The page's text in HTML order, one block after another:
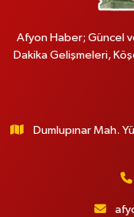
Afyon Haber; Güncel
Dakika Gelişmeleri,
Dumlupınar Mah.